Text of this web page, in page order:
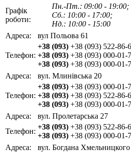
Графік
роботи:
Пн.-Пт.: 09:00 - 19:00;
Сб.: 10:00 - 17:00;
Нд.: 10:00 - 15:00
Адреса:
вул Польова 61
Телефон:
+38 (093) +38 (093) 522-86-
+38 (093) +38 (093) 000-01-
+38 (093) +38 (093) 000-01-
Адреса:
вул. Млинівська 20
Телефон:
+38 (093) +38 (093) 000-01-
+38 (093) +38 (093) 522-86-
+38 (093) +38 (093) 000-01-
Адреса:
вул. Пролетарська 27
Телефон:
+38 (093) +38 (093) 522-86-
+38 (093) +38 (093) 000-01-
Адреса:
вул. Богдана